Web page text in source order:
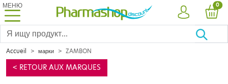
МЕНЮ
УЧЕТНАЯ
0
Accueil марки ZAMBON
< RETOUR AUX MARQUES